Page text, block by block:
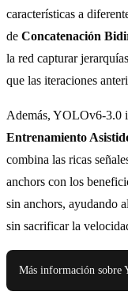
características a
de Concatenación
la red capturar
que las iteraciones
Además, YOLOv6-3.0
Entrenamiento
combina las ricas
anchors con los
sin anchors, ayudando
sin sacrificar la
Más información sobre